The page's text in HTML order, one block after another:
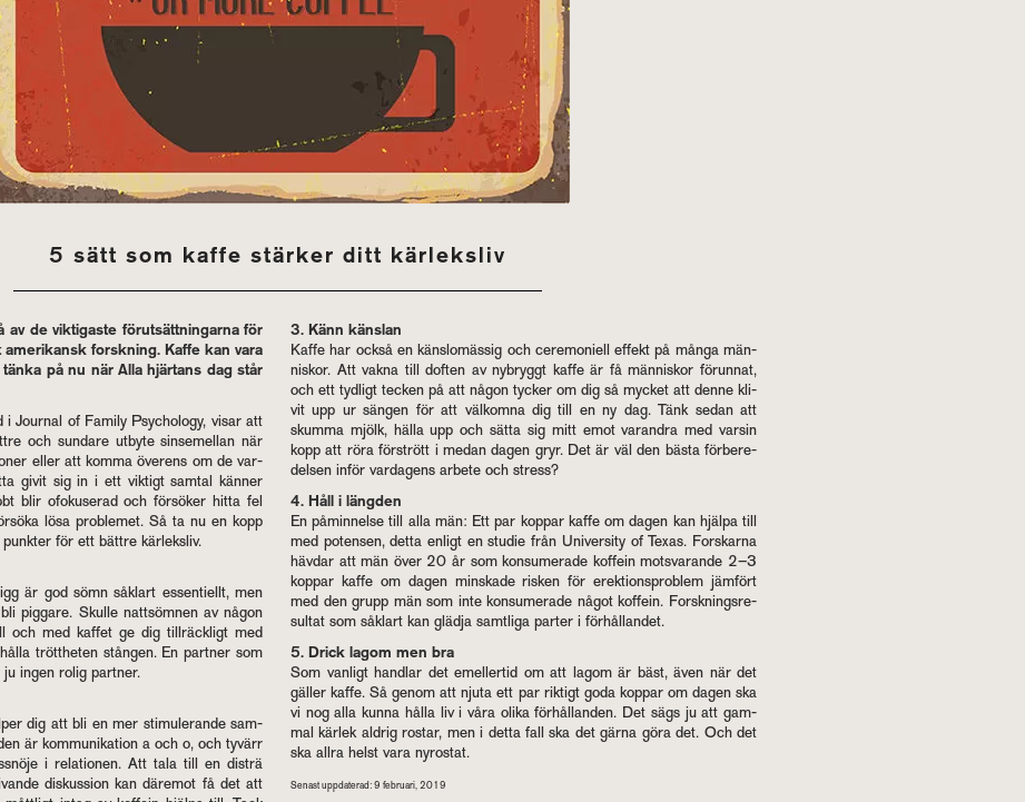
5 sätt som kaffe stär­ker ditt kär­leksliv
av de vik­ti­gas­te för­ut­sätt­ning­ar­na för
forsk­ning. Kaffe kan vara
på nu när Alla hjär­tans dag står
i Jour­nal of Fa­mily Psycho­lo­gy, visar att
och sun­da­re ut­byte sinse­mel­lan när
eller att komma över­ens om de var­
givit sig in i ett vik­tigt sam­tal kän­ner
blir ofo­ku­se­rad och för­sö­ker hitta fel
lösa pro­ble­met. Så ta nu en kopp
för ett bätt­re kär­leksliv.
är god sömn såklart es­sen­ti­ellt, men
pig­ga­re. Skul­le natt­söm­nen av någon
och med kaf­fet ge dig till­räck­ligt med
trött­he­ten stång­en. En part­ner som
ingen rolig part­ner.
dig att bli en mer sti­mu­le­ran­de sam­
är kom­mu­ni­ka­tion a och o, och ty­värr
i re­la­tio­nen. Att tala till en dis­trä
dis­kus­sion kan där­e­mot få det att
3. Känn käns­lan
Kaffe har också en känslo­mäs­sig och ce­re­mo­ni­ell ef­fekt på många män­
ni­skor. Att vakna till dof­ten av ny­bryggt kaffe är få män­ni­skor för­un­nat,
och ett tyd­ligt tec­ken på att någon tyc­ker om dig så myc­ket att denne kli­
vit upp ur säng­en för att väl­kom­na dig till en ny dag. Tänk sedan att
skum­ma mjölk, hälla upp och sätta sig mitt emot varand­ra med varsin
kopp att röra för­strött i medan dagen gryr. Det är väl den bästa för­be­re­
del­sen inför var­da­gens ar­be­te och stress?
4. Håll i läng­den
En på­min­nel­se till alla män: Ett par kop­par kaffe om dagen kan hjäl­pa till
med po­ten­sen, detta en­ligt en stu­die från Uni­ver­si­ty of Texas. Fors­kar­na
häv­dar att män över 20 år som kon­su­me­ra­de kof­fe­in mot­sva­ran­de 2–3
kop­par kaffe om dagen mins­ka­de ris­ken för erek­tions­pro­blem jäm­fört
med den grupp män som inte kon­su­me­ra­de något kof­fe­in. Forsk­nings­re­
sul­tat som såklart kan gläd­ja samt­li­ga par­ter i för­hål­lan­det.
5. Drick lagom men bra
Som van­ligt hand­lar det emel­ler­tid om att lagom är bäst, även när det
gäl­ler kaffe. Så genom att njuta ett par rik­tigt goda kop­par om dagen ska
vi nog alla kunna hålla liv i våra olika för­hål­lan­den. Det sägs ju att gam­
mal kär­lek ald­rig ros­tar, men i detta fall ska det gärna göra det. Och det
ska allra helst vara ny­rostat.
Se­nast upp­da­te­rad: 9 feb­ru­a­ri, 2019